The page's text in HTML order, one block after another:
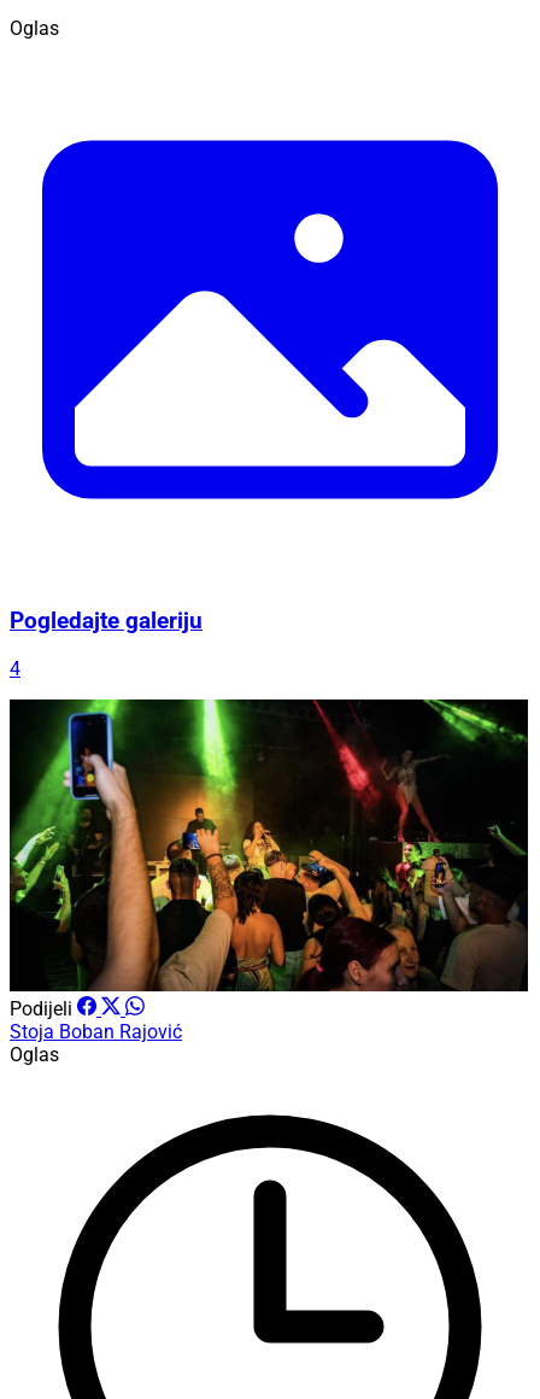
Oglas
Pogledajte galeriju
4
Podijeli
Stoja Boban Rajović
Oglas